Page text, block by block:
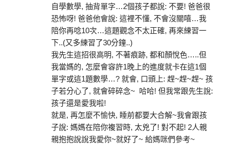
自學數學, 抽背單字…2個孩子都說: 不要! 爸爸很
恐怖呀! 爸爸他會說: 這裡不懂, 不會沒關嘻…我
陪你再唸10次…這題觀念不太正確, 再來練習一
下..(又多練習了30分鐘..)
我先生這招很高明, 不著痕跡, 都和顏悅色…..但
我當媽的, 怎麼會容許1晚上的進度就卡在這1個
單字或這1題數學…? 就會, 口頭上: 趕~趕~趕~ 孩
子若分心了, 就會碎碎念~ 哈哈! 但我常跟先生說:
孩子還是愛我啦!
就是, 再怎麼不愉快, 睡前都要大合解~我會跟孩
子說: 媽媽在陪你複習時, 太兇了! 對不起! 2人親
親抱抱說說我愛你~就好了~ 給媽咪們參考~